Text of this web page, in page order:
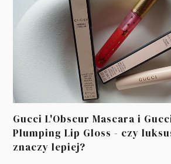
Gucci L'Obscur Mascara i
Plumping Lip Gloss - czy
znaczy lepiej?